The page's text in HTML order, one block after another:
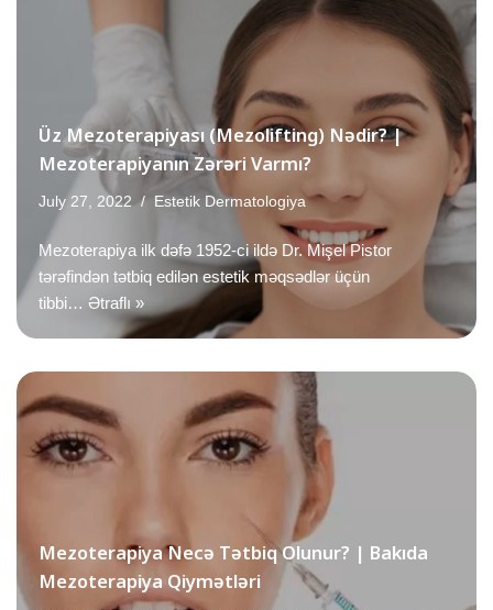
Üz Mezoterapiyası (Mezolifting) Nədir? |
Mezoterapiyanın Zərəri Varmı?
July 27, 2022 Estetik Dermatologiya
Mezoterapiya ilk dəfə 1952-ci ildə Dr. Mişel Pistor
tərəfindən tətbiq edilən estetik məqsədlər üçün
tibbi… Ətraflı »
Mezoterapiya Necə Tətbiq Olunur? | Bakıda
Mezoterapiya Qiymətləri